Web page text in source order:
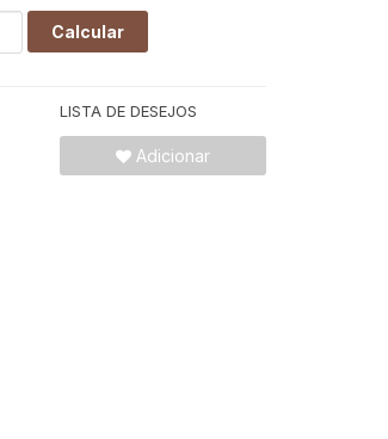
Calcular
LISTA DE DESEJOS
Adicionar